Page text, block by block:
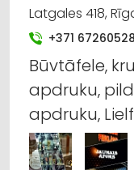
Latgales 418,
+371 67260528
Būvtāfele,
apdruku,
apdruku,